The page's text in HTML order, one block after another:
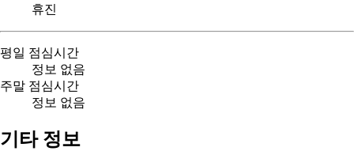
휴진
평일 점심시간
정보 없음
주말 점심시간
정보 없음
기타 정보